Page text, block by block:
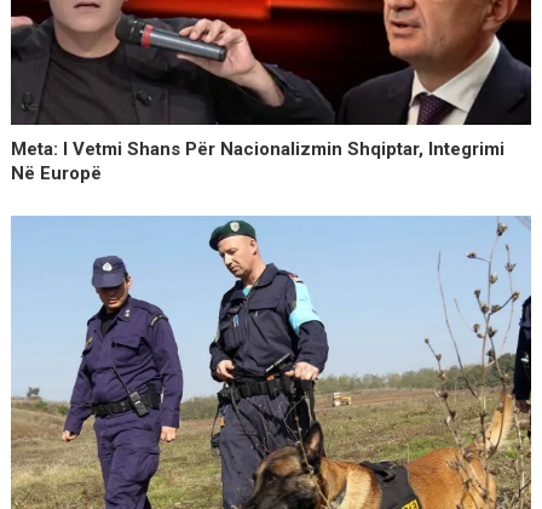
Meta: I Vetmi Shans Për Nacionalizmin Shqiptar, Integrimi
Në Europë